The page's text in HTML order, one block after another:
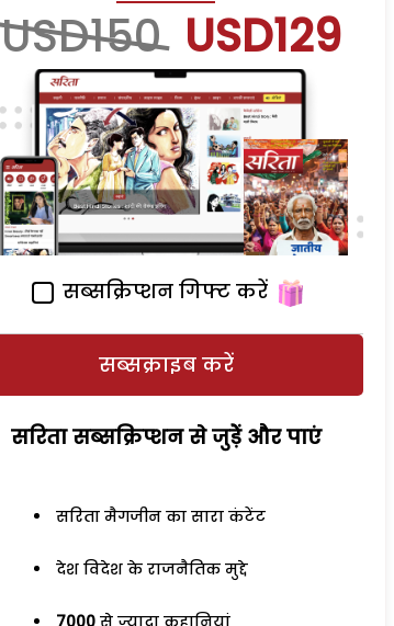
USD150 USD129
सब्सक्रिप्शन गिफ्ट करें
सब्सक्राइब करें
सरिता सब्सक्रिप्शन से जुड़ेें और पाएं
सरिता मैगजीन का सारा कंटेंट
देश विदेश के राजनैतिक मुद्दे